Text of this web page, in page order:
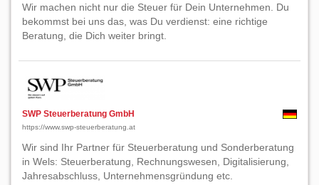
Wir machen nicht nur die Steuer für Dein Unternehmen. Du
bekommst bei uns das, was Du verdienst: eine richtige
Beratung, die Dich weiter bringt.
SWP Steuerberatung GmbH
https://www.swp-steuerberatung.at
Wir sind Ihr Partner für Steuerberatung und Sonderberatung
in Wels: Steuerberatung, Rechnungswesen, Digitalisierung,
Jahresabschluss, Unternehmensgründung etc.